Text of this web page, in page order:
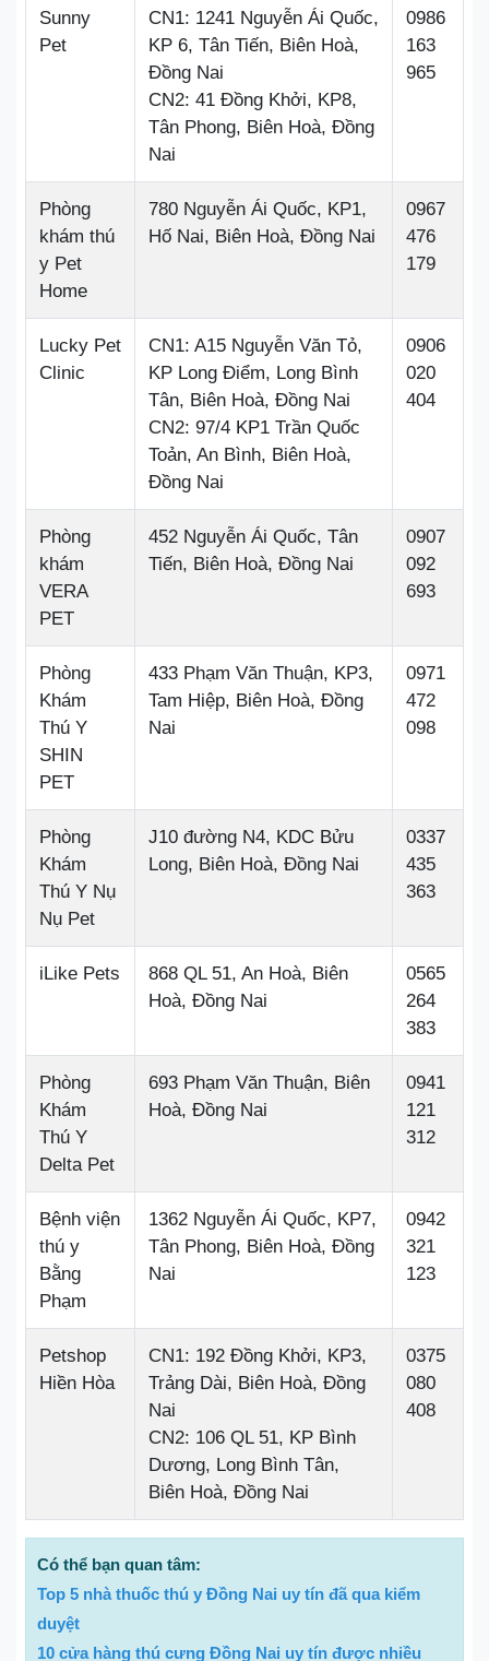
Sunny
Pet
CN1: 1241 Nguyễn Ái Quốc,
KP 6, Tân Tiến, Biên Hoà,
Đồng Nai
CN2: 41 Đồng Khởi, KP8,
Tân Phong, Biên Hoà, Đồng
Nai
0986
163
965
Phòng
khám thú
y Pet
Home
780 Nguyễn Ái Quốc, KP1,
Hố Nai, Biên Hoà, Đồng Nai
0967
476
179
Lucky Pet
Clinic
CN1: A15 Nguyễn Văn Tỏ,
KP Long Điểm, Long Bình
Tân, Biên Hoà, Đồng Nai
CN2: 97/4 KP1 Trần Quốc
Toản, An Bình, Biên Hoà,
Đồng Nai
0906
020
404
Phòng
khám
VERA
PET
452 Nguyễn Ái Quốc, Tân
Tiến, Biên Hoà, Đồng Nai
0907
092
693
Phòng
Khám
Thú Y
SHIN
PET
433 Phạm Văn Thuận, KP3,
Tam Hiệp, Biên Hoà, Đồng
Nai
0971
472
098
Phòng
Khám
Thú Y Nụ
Nụ Pet
J10 đường N4, KDC Bửu
Long, Biên Hoà, Đồng Nai
0337
435
363
iLike Pets
868 QL 51, An Hoà, Biên
Hoà, Đồng Nai
0565
264
383
Phòng
Khám
Thú Y
Delta Pet
693 Phạm Văn Thuận, Biên
Hoà, Đồng Nai
0941
121
312
Bệnh viện
thú y
Bằng
Phạm
1362 Nguyễn Ái Quốc, KP7,
Tân Phong, Biên Hoà, Đồng
Nai
0942
321
123
Petshop
Hiền Hòa
CN1: 192 Đồng Khởi, KP3,
Trảng Dài, Biên Hoà, Đồng
Nai
CN2: 106 QL 51, KP Bình
Dương, Long Bình Tân,
Biên Hoà, Đồng Nai
0375
080
408
Có thể bạn quan tâm:
Top 5 nhà thuốc thú y Đồng Nai uy tín đã qua kiểm
duyệt
10 cửa hàng thú cưng Đồng Nai uy tín được nhiều